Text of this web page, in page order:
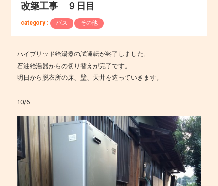
改築工事 ９日目
category : バス その他
ハイブリッド給湯器の試運転が終了しました。
石油給湯器からの切り替えが完了です。
明日から脱衣所の床、壁、天井を造っていきます。
10/6